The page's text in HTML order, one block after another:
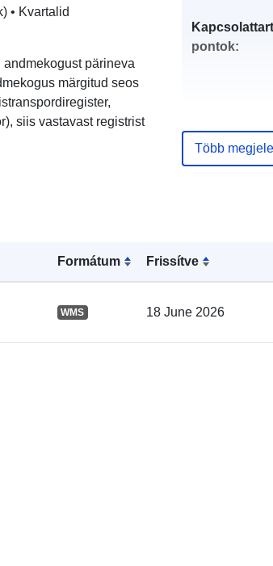
• Kvartalid
pärineva
märgitud seos
siis vastavast registrist
Formátum Frissítve
WMS 18 June 2026
pontok:
Katalógus-
nyilvántartás:
Több